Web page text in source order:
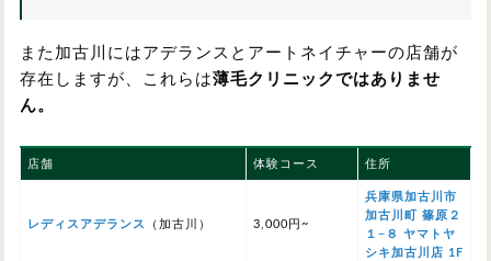
また加古川にはアデランスとアートネイチャーの店舗が
存在しますが、これらは薄毛クリニックではありませ
ん。
店舗 体験コース 住所
レディスアデランス （加古川） 3,000円~
兵庫県加古川市
加古川町 篠原２
１−８ ヤマトヤ
シキ加古川店 1F